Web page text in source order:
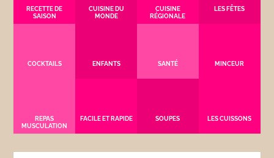
RECETTE DE
SAISON
CUISINE DU
MONDE
CUISINE
RÉGIONALE
LES FÊTES
COCKTAILS ENFANTS SANTÉ MINCEUR
REPAS
MUSCULATION
FACILE ET RAPIDE SOUPES LES CUISSONS